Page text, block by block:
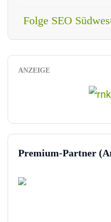
Folge SEO
ANZEIGE
Premium-Partner